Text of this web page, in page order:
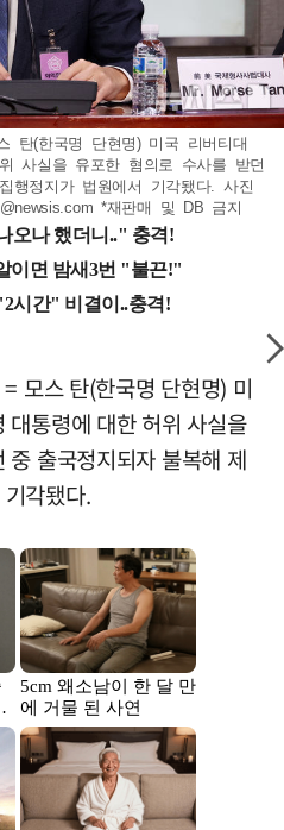
탄(한국명 단현명) 미국 리버티대
사실을 유포한 혐의로 수사를 받던
행정지가 법원에서 기각됐다. 사진
*재판매 및 DB 금지
모스 탄(한국명 단현명) 미
대통령에 대한 허위 사실을
중 출국정지되자 불복해 제
각됐다.